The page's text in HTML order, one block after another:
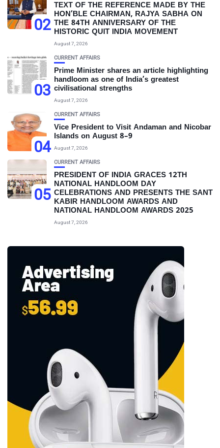
02
TEXT OF THE REFERENCE MADE BY THE
HON’BLE CHAIRMAN, RAJYA SABHA ON
THE 84TH ANNIVERSARY OF THE
HISTORIC QUIT INDIA MOVEMENT
August 7, 2026
03
CURRENT AFFAIRS
Prime Minister shares an article highlighting
handloom as one of India’s greatest
civilisational strengths
August 7, 2026
04
CURRENT AFFAIRS
Vice President to Visit Andaman and Nicobar
Islands on August 8–9
August 7, 2026
05
CURRENT AFFAIRS
PRESIDENT OF INDIA GRACES 12TH
NATIONAL HANDLOOM DAY
CELEBRATIONS AND PRESENTS THE SANT
KABIR HANDLOOM AWARDS AND
NATIONAL HANDLOOM AWARDS 2025
August 7, 2026